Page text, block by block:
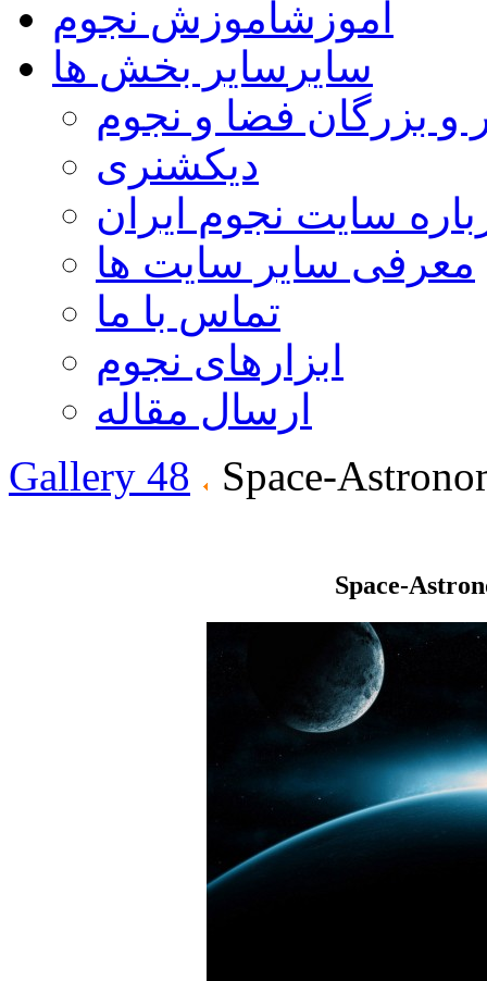
آموزشآموزش نجوم
سایر سایر بخش ها
و بزرگان فضا و نجوم
دیکشنری
سایت نجوم ایران
معرفی سایر سایت ها
تماس با ما
ابزارهای نجوم
ارسال مقاله
Gallery 48
Space-
Space-